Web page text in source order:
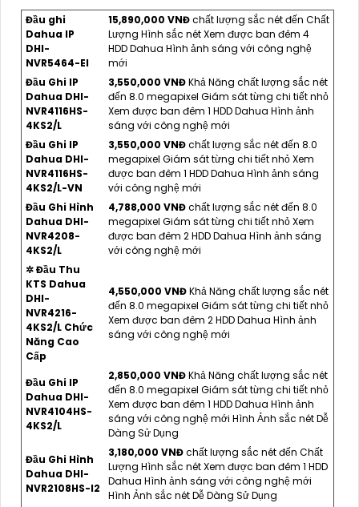
Đầu ghi
Dahua IP
DHI-
NVR5464-EI
15,890,000 VNĐchất lượng sắc nét đến Chất
Lượng Hình sắc nét Xem được ban đêm 4
HDD Dahua Hình ảnh sáng với công nghệ
mới
Đầu Ghi IP
Dahua DHI-
NVR4116HS-
4KS2/L
3,550,000 VNĐKhả Năng chất lượng sắc nét
đến 8.0 megapixel Giám sát từng chi tiết nhỏ
Xem được ban đêm 1 HDD Dahua Hình ảnh
sáng với công nghệ mới
Đầu Ghi IP
Dahua DHI-
NVR4116HS-
4KS2/L-VN
3,550,000 VNĐchất lượng sắc nét đến 8.0
megapixel Giám sát từng chi tiết nhỏ Xem
được ban đêm 1 HDD Dahua Hình ảnh sáng
với công nghệ mới
Đầu Ghi Hình
Dahua DHI-
NVR4208-
4KS2/L
4,788,000 VNĐchất lượng sắc nét đến 8.0
megapixel Giám sát từng chi tiết nhỏ Xem
được ban đêm 2 HDD Dahua Hình ảnh sáng
với công nghệ mới
✲ Đầu Thu
KTS Dahua
DHI-
NVR4216-
4KS2/L Chức
Năng Cao
Cấp
4,550,000 VNĐKhả Năng chất lượng sắc nét
đến 8.0 megapixel Giám sát từng chi tiết nhỏ
Xem được ban đêm 2 HDD Dahua Hình ảnh
sáng với công nghệ mới
Đầu Ghi IP
Dahua DHI-
NVR4104HS-
4KS2/L
2,850,000 VNĐKhả Năng chất lượng sắc nét
đến 8.0 megapixel Giám sát từng chi tiết nhỏ
Xem được ban đêm 1 HDD Dahua Hình ảnh
sáng với công nghệ mới Hình Ảnh sắc nét Dễ
Dàng Sử Dụng
Đầu Ghi Hình
Dahua DHI-
NVR2108HS-I2
3,180,000 VNĐchất lượng sắc nét đến Chất
Lượng Hình sắc nét Xem được ban đêm 1 HDD
Dahua Hình ảnh sáng với công nghệ mới
Hình Ảnh sắc nét Dễ Dàng Sử Dụng